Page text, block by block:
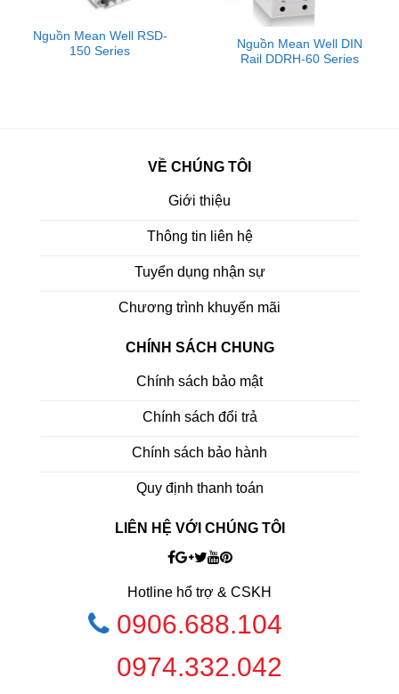
Nguồn Mean Well RSD-
150 Series
Nguồn Mean Well DIN
Rail DDRH-60 Series
VỀ CHÚNG TÔI
Giới thiệu
Thông tin liên hệ
Tuyển dụng nhận sự
Chương trình khuyến mãi
CHÍNH SÁCH CHUNG
Chính sách bảo mật
Chính sách đổi trả
Chính sách bảo hành
Quy định thanh toán
LIÊN HỆ VỚI CHÚNG TÔI
Hotline hổ trợ & CSKH
0906.688.104
0974.332.042